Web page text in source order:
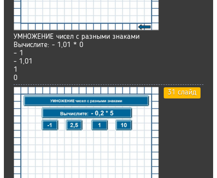
УМНОЖЕНИЕ чисел с разными знаками
Вычислите: - 1,01 * 0
– 1
- 1,01
1
0
31 слайд